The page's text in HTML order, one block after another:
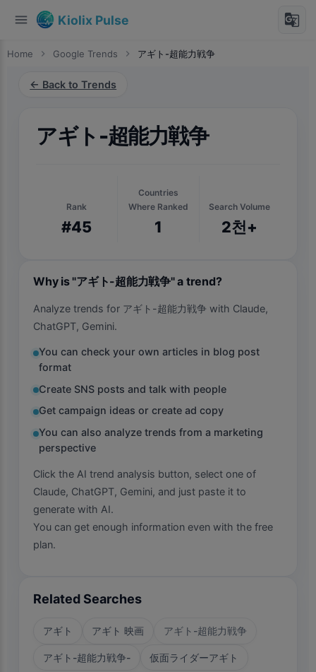
menu Kiolix Pulse g_translate
Home chevron_right Google Trends chevron_right アギト-超能力戦争
← Back to Trends
アギト-超能力戦争
Rank
#45
Countries
Where Ranked
1
Search Volume
2천+
Why is "アギト-超能力戦争" a trend?
Analyze trends for アギト-超能力戦争 with Claude,
ChatGPT, Gemini.
You can check your own articles in blog post
format
Create SNS posts and talk with people
Get campaign ideas or create ad copy
You can also analyze trends from a marketing
perspective
Click the AI trend analysis button, select one of
Claude, ChatGPT, Gemini, and just paste it to
generate with AI.
You can get enough information even with the free
plan.
Related Searches
アギト アギト 映画 アギト-超能力戦争
アギト-超能力戦争- 仮面ライダーアギト